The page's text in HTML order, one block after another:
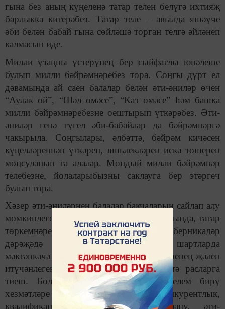
гына без аның күңеленә татар телен белүгә ихтияҗ
барлыкка китерәбез. Татар теле – авылда яшәүче
әби белән бабай гына сөйләшә торган телгә әйләнеп
калмасын иде.
Милли үзаңны үстерүнең бер сыйфатлы юнәлеше
булып милли бәйрәмнәребез тора. Соңгы дүрт ел
дәвамында ай саен балалар белән әти-әниләр өчен
“Аулак өй”, “Шәл өмәсе”, “Каз өмәсе” һәм башка
милли бәйрәмнәребезне оештырып үткәрәбез. Әти-
әниләр генә түгел әби-бабайлар да бәйрәмнәргә
чакырыла. Соңгылары, әлбәттә, бәйрәм кичәсен
күңелләреннән үткәреп, яшьлекләрен искә төшереп
моңсуланып та алалар. Мондый милли бәйрәмнәр
телебезне, йолаларыбызны саклауга бер этәргеч
булып тора.
Хәзер әти-әниләрнең балалар бакчаларын сайлап алу
мөмкинлеге тагын да артты. Бу үз чиратында, татар
төркемнәренә балалар туплауны да берникадәр
дәрәҗәдә катлауландыра. Әлеге шартларда
мәктәпкәчә белем бирү оешмалары үзләренең җәлеп
итүчәнлеген, кирәклеген даими рәвештә расларга
тиеш. Боларга бары тәрбия һәм белем бирү
хезмәтләре базарында конкурентлык,
квалификацияле программалар куллану, әти-